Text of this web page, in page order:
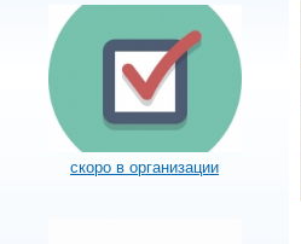
скоро в организации